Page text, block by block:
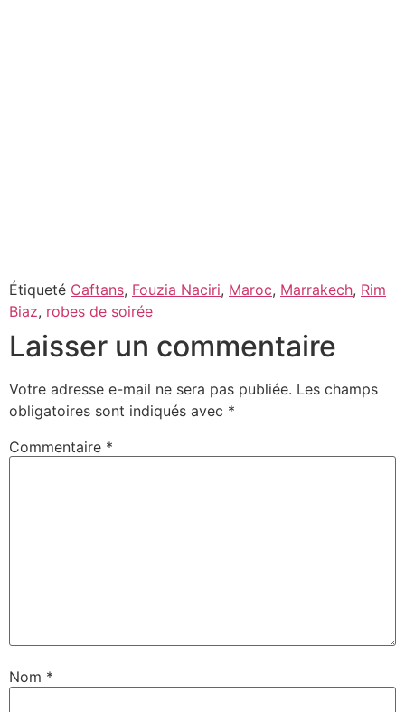
Étiqueté Caftans, Fouzia Naciri, Maroc, Marrakech, Rim
Biaz, robes de soirée
Laisser un commentaire
Votre adresse e-mail ne sera pas publiée. Les champs
obligatoires sont indiqués avec *
Commentaire *
Nom *